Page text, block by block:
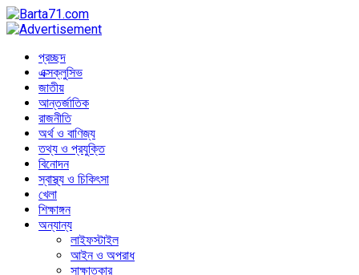
প্রচ্ছদ
এক্সক্লুসিভ
জাতীয়
আন্তর্জাতিক
রাজনীতি
অর্থ ও বাণিজ্য
তথ্য ও প্রযুক্তি
বিনোদন
স্বাস্থ্য ও চিকিৎসা
খেলা
শিক্ষাঙ্গন
অন্যান্য
লাইফস্টাইল
আইন ও অপরাধ
সাক্ষাতকার